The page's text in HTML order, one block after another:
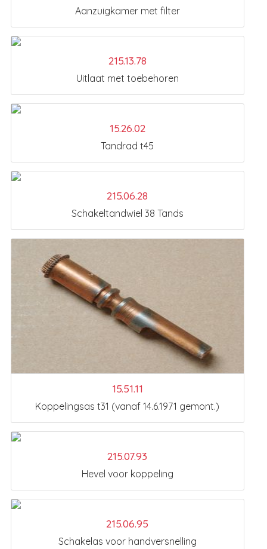
Aanzuigkamer met filter
215.13.78
Uitlaat met toebehoren
15.26.02
Tandrad t45
215.06.28
Schakeltandwiel 38 Tands
15.51.11
Koppelingsas t31 (vanaf 14.6.1971 gemont.)
215.07.93
Hevel voor koppeling
215.06.95
Schakelas voor handversnelling